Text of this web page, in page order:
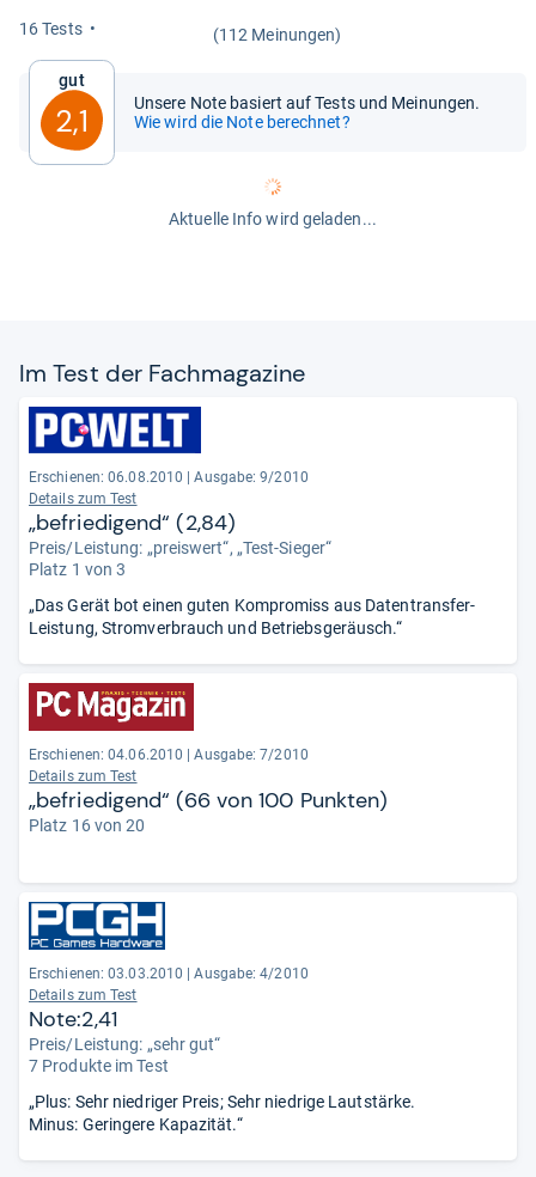
16 Tests (112 Meinungen)
Gut
2,1
Unsere Note basiert auf Tests und Meinungen.
Wie wird die Note berechnet?
Aktuelle Info wird geladen...
Im Test der Fach­ma­ga­zine
Erschienen: 06.08.2010
Ausgabe: 9/2010
Details zum Test
„befriedigend“ (2,84)
Preis/Leistung: „preiswert“, „Test-Sieger“
Platz 1 von 3
„Das Gerät bot einen guten Kompromiss aus Datentransfer-
Leistung, Stromverbrauch und Betriebsgeräusch.“
Erschienen: 04.06.2010
Ausgabe: 7/2010
Details zum Test
„befriedigend“ (66 von 100 Punkten)
Platz 16 von 20
Erschienen: 03.03.2010
Ausgabe: 4/2010
Details zum Test
Note:2,41
Preis/Leistung: „sehr gut“
7 Produkte im Test
„Plus: Sehr niedriger Preis; Sehr niedrige Lautstärke.
Minus: Geringere Kapazität.“